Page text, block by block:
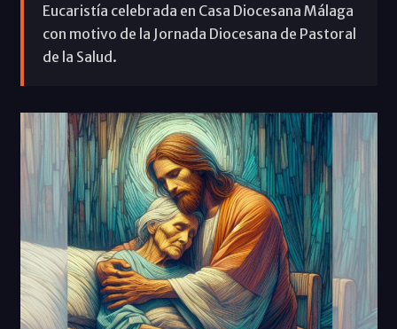
Eucaristía celebrada en Casa Diocesana Málaga
con motivo de la Jornada Diocesana de Pastoral
de la Salud.